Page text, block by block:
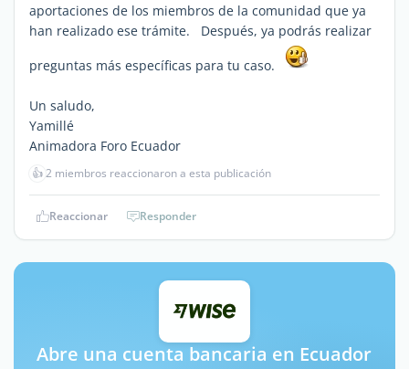
aportaciones de los miembros de la comunidad que ya
han realizado ese trámite. Después, ya podrás realizar
preguntas más específicas para tu caso.
Un saludo,
Yamillé
Animadora Foro Ecuador
👍2 miembros reaccionaron a esta publicación
Reaccionar Responder
Abre una cuenta bancaria en Ecuador